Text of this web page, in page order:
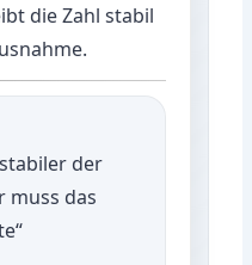
die Zahl stabil
der
muss das